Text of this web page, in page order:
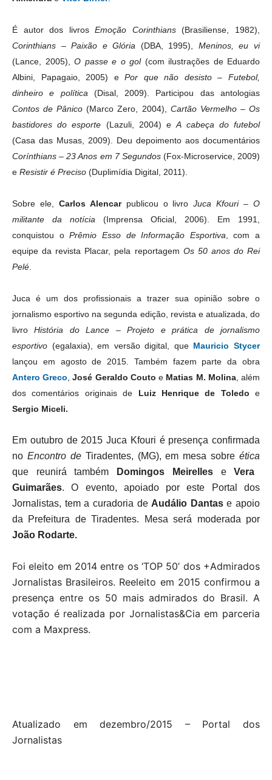
É autor dos livrosEmoção Corinthians(Brasiliense, 1982),
Corinthians – Paixão e Glória (DBA, 1995), Meninos, eu vi
(Lance, 2005), O passe e o gol(com ilustrações de Eduardo
Albini, Papagaio, 2005) ePor que não desisto – Futebol,
dinheiro e política (Disal, 2009). Participou das antologias
Contos de Pânico (Marco Zero, 2004), Cartão Vermelho – Os
bastidores do esporte (Lazuli, 2004) eA cabeça do futebol
(Casa das Musas, 2009). Deu depoimento aos documentários
Corínthians – 23 Anos em 7 Segundos(Fox-Microservice, 2009)
e Resistir é Preciso (Duplimídia Digital, 2011).
Sobre ele, Carlos Alencarpublicou o livroJuca Kfouri – O
militante da notícia (Imprensa Oficial, 2006). Em 1991,
conquistou oPrêmio Esso de Informação Esportiva , com a
equipe da revista Placar, pela reportagem Os 50 anos do Rei
Pelé
Juca é um dos profissionais a trazer sua opinião sobre o
jornalismo esportivo na segunda edição, revista e atualizada, do
livroHistória do Lance – Projeto e prática de jornalismo
esportivo (egalaxia), em versão digital, que Mauricio Stycer
lançou em agosto de 2015. Também fazem parte da obra
Antero Greco José Geraldo Couto e Matias M. Molina, além
dos comentários originais de Luiz Henrique de Toledo e
Sergio Miceli.
Em outubro de 2015 Juca Kfouri é presença confirmada
no Encontro de Tiradentes, (MG), em mesa sobre ética
que reunirá também
Domingos MeirelleseVera
Guimarães. O evento, apoiado por este Portal dos
Jornalistas, tem a curadoria de Audálio Dantase apoio
da Prefeitura de Tiradentes. Mesa será moderada por
João Rodarte.
Foi eleito em 2014 entre os ‘TOP 50’ dos +Admirados
Jornalistas Brasileiros. Reeleito em 2015 confirmou a
presença entre os 50 mais admirados do Brasil. A
votação é realizada por Jornalistas&Cia em parceria
com a Maxpress.
Atualizado em dezembro/2015 – Portal dos
Jornalistas